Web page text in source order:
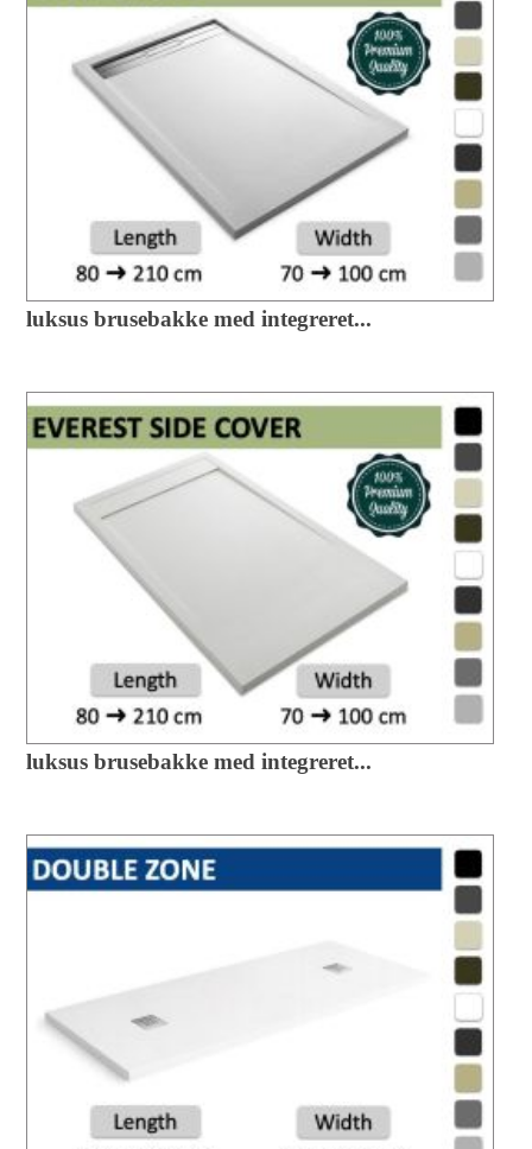
luksus brusebakke med integreret...
luksus brusebakke med integreret...